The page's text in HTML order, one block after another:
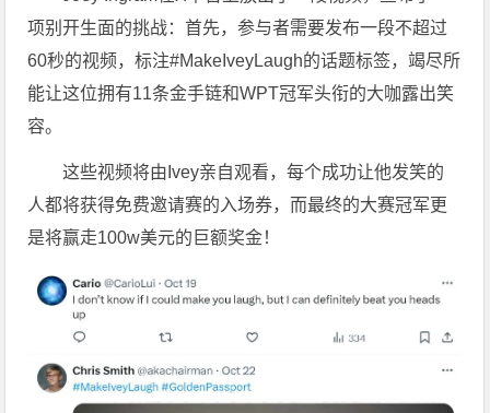
项别开生面的挑战：首先，参与者需要发布一段不超过
60秒的视频，标注#MakeIveyLaugh的话题标签，竭尽所
能让这位拥有11条金手链和WPT冠军头衔的大咖露出笑
容。
这些视频将由Ivey亲自观看，每个成功让他发笑的
人都将获得免费邀请赛的入场券，而最终的大赛冠军更
是将赢走100w美元的巨额奖金！